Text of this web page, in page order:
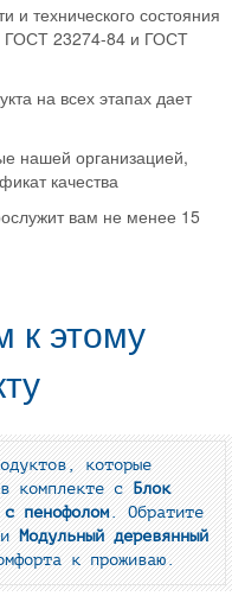
и технического состояния
ГОСТ 23274-84 и ГОСТ
на всех этапах дает
нашей организацией,
качества
вам не менее 15
к этому
которые
в комплекте сБлок
пенофолом. Обратите
Модульный деревянный
к проживаю.